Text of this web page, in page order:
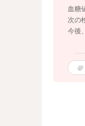
血糖
次の
今後